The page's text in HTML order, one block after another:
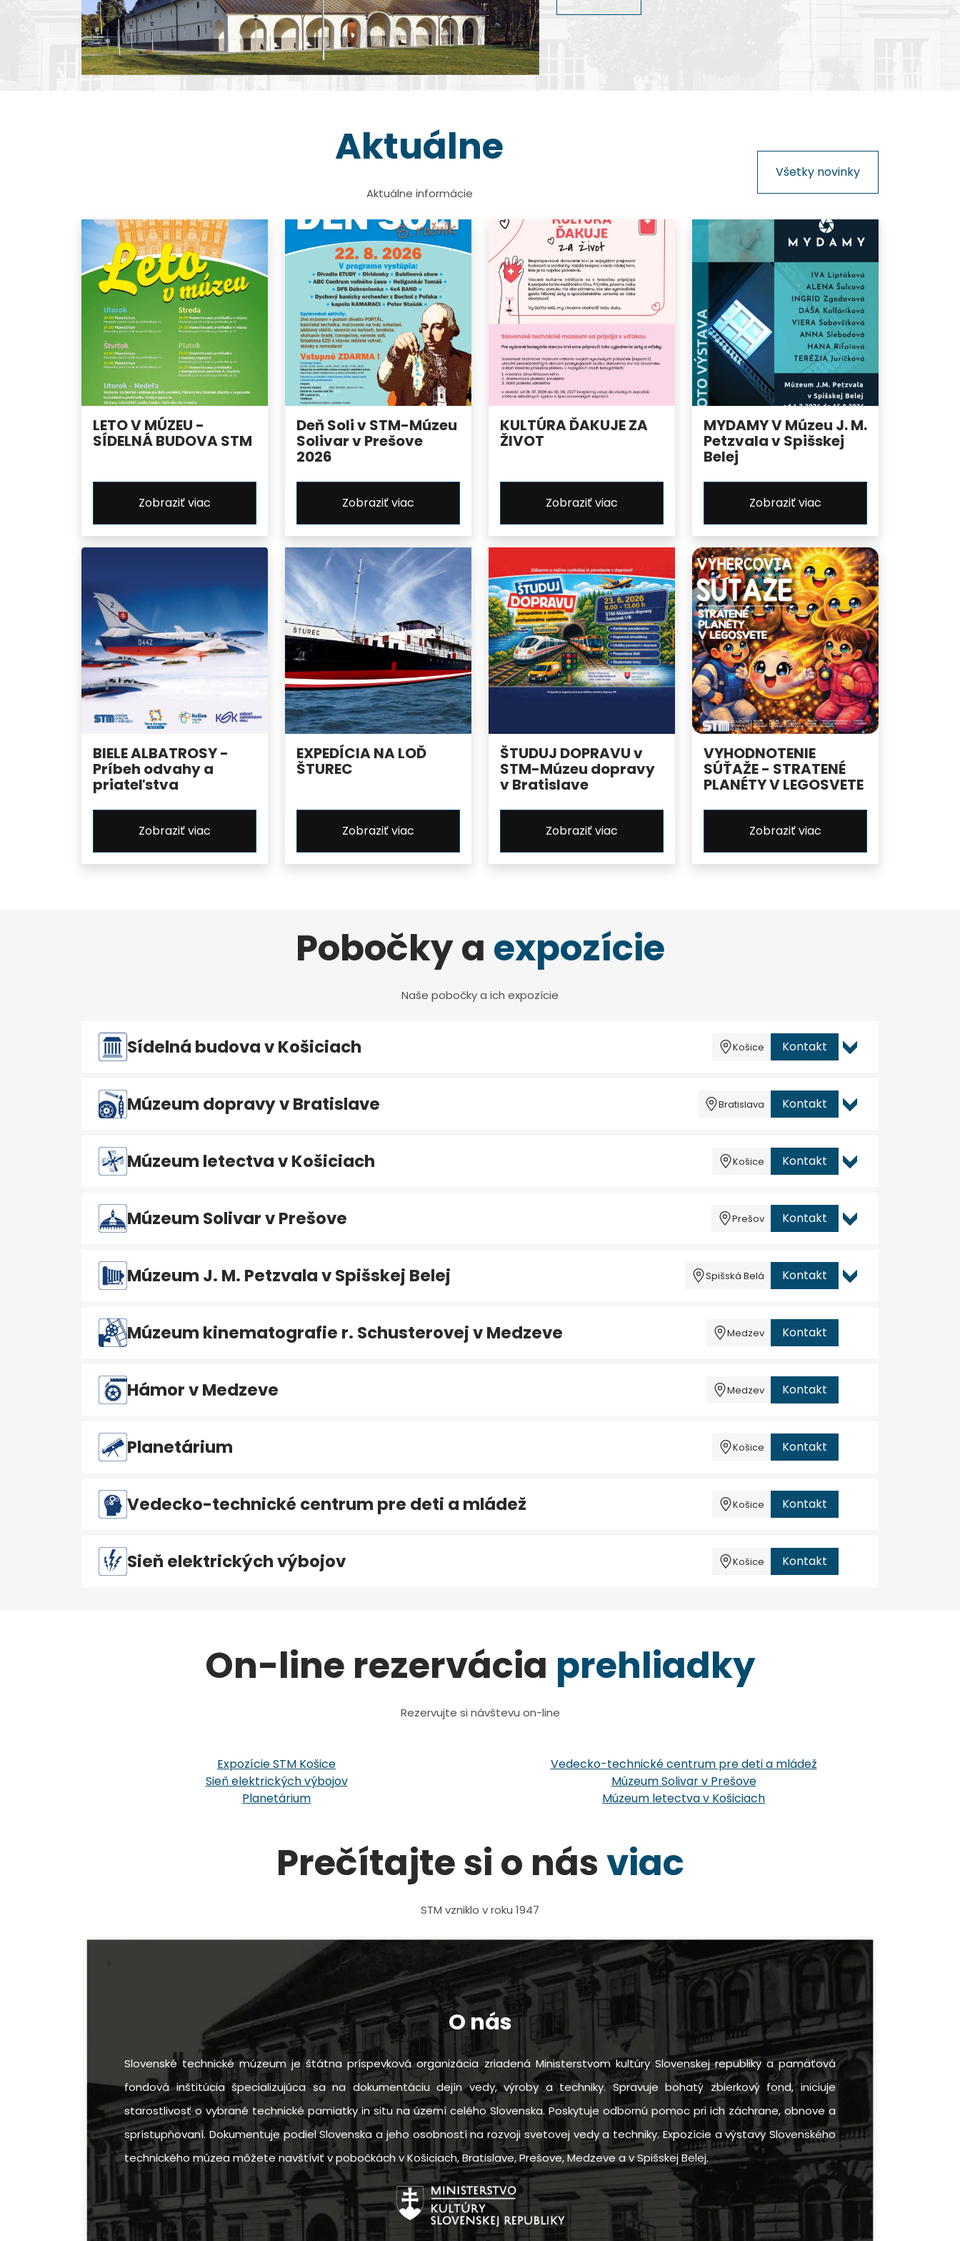
Viac info
Aktuálne
Aktuálne informácie
Všetky novinky
LETO V MÚZEU -
SÍDELNÁ BUDOVA STM
Zobraziť viac
Deň Soli v STM-Múzeu
Solivar v Prešove
2026
Zobraziť viac
KULTÚRA ĎAKUJE ZA
ŽIVOT
Zobraziť viac
MYDAMY V Múzeu J. M.
Petzvala v Spišskej
Belej
Zobraziť viac
BIELE ALBATROSY -
Príbeh odvahy a
priateľstva
Zobraziť viac
EXPEDÍCIA NA LOĎ
ŠTUREC
Zobraziť viac
ŠTUDUJ DOPRAVU v
STM-Múzeu dopravy
v Bratislave
Zobraziť viac
VYHODNOTENIE
SÚŤAŽE - STRATENÉ
PLANÉTY V LEGOSVETE
Zobraziť viac
Pobočky a expozície
Naše pobočky a ich expozície
Sídelná budova v Košiciach Košice Kontakt
Múzeum dopravy v Bratislave Bratislava Kontakt
Múzeum letectva v Košiciach Košice Kontakt
Múzeum Solivar v Prešove Prešov Kontakt
Múzeum J. M. Petzvala v Spišskej Belej Spišská Belá Kontakt
Múzeum kinematografie r. Schusterovej v Medzeve Medzev Kontakt
Hámor v Medzeve Medzev Kontakt
Planetárium Košice Kontakt
Vedecko-technické centrum pre deti a mládež Košice Kontakt
Sieň elektrických výbojov Košice Kontakt
On-line rezervácia prehliadky
Rezervujte si návštevu on-line
Expozície STM Košice
Sieň elektrických výbojov
Planetárium
Vedecko-technické centrum pre deti a mládež
Múzeum Solivar v Prešove
Múzeum letectva v Košiciach
Prečítajte si o násviac
STM vzniklo v roku 1947
O nás
Slovenské technické múzeum je štátna príspevková organizácia zriadená Ministerstvom kultúry Slovenskej republiky a pamäťová
fondová inštitúcia špecializujúca sa na dokumentáciu dejín vedy, výroby a techniky. Spravuje bohatý zbierkový fond, iniciuje
starostlivosť o vybrané technické pamiatky in situ na území celého Slovenska. Poskytuje odbornú pomoc pri ich záchrane, obnove a
sprístupňovaní. Dokumentuje podiel Slovenska a jeho osobností na rozvoji svetovej vedy a techniky. Expozície a výstavy Slovenského
technického múzea môžete navštíviť v pobočkách v Košiciach, Bratislave, Prešove, Medzeve a v Spišskej Belej.